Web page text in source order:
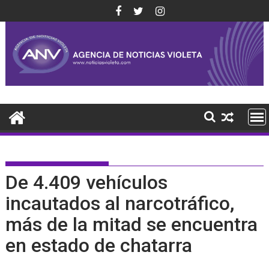
al
contenido
De 4.409 vehículos
incautados al narcotráfico,
más de la mitad se encuentra
en estado de chatarra